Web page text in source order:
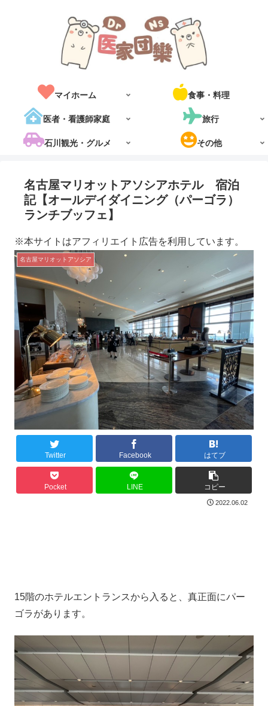
マイホーム 食事・料理
医者・看護師家庭 旅行
石川観光・グルメ その他
名古屋マリオットアソシアホテル 宿泊
記【オールデイダイニング（パーゴラ）
ランチブッフェ】
※本サイトはアフィリエイト広告を利用しています。
名古屋マリオットアソシア
Twitter Facebook はてブ
Pocket LINE コピー
2022.06.02
15階のホテルエントランスから入ると、真正面にパー
ゴラがあります。